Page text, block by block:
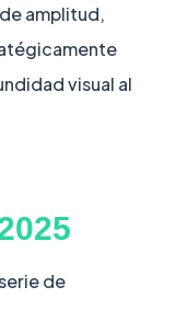
amplitud,
visual al
de